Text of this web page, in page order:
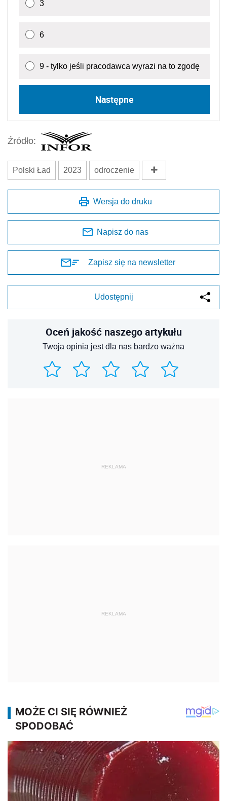
3
6
9 - tylko jeśli pracodawca wyrazi na to zgodę
Następne
Źródło:
Polski Ład 2023 odroczenie
Wersja do druku
Napisz do nas
Zapisz się na newsletter
Udostępnij
Oceń jakość naszego artykułu
Twoja opinia jest dla nas bardzo ważna
REKLAMA
REKLAMA